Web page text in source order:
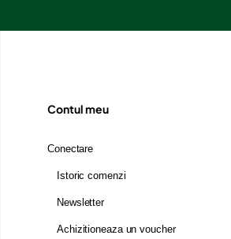
Contul meu
Conectare
Istoric comenzi
Newsletter
Achizitioneaza un voucher